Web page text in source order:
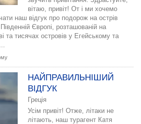
вітаю, привіт! От і ми хочемо
наш відгук про подорож на острів
Європі, розташованій на
та тисячах островів у Егейському та
НАЙПРАВИЛЬНІШИЙ
ВІДГУК
Греція
Усім привіт! Отже, літаки не
літають, наш турагент Катя